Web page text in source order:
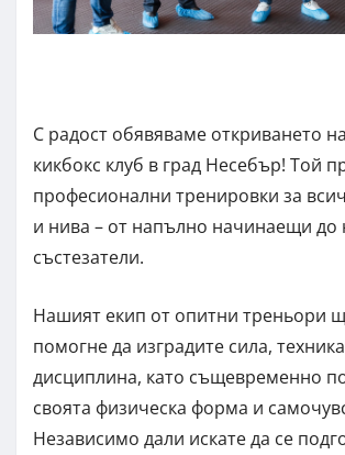
С радост обявяваме откриването
кикбокс клуб в град Несебър! Той
професионални тренировки за
и нива – от напълно начинаещи до
състезатели.
Нашият екип от опитни треньори
помогне да изградите сила,
дисциплина, като същевременно
своята физическа форма и
Независимо дали искате да се